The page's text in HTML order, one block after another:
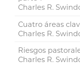
Charles R.
Cuatro áreas
Charles R.
Riesgos
Charles R.